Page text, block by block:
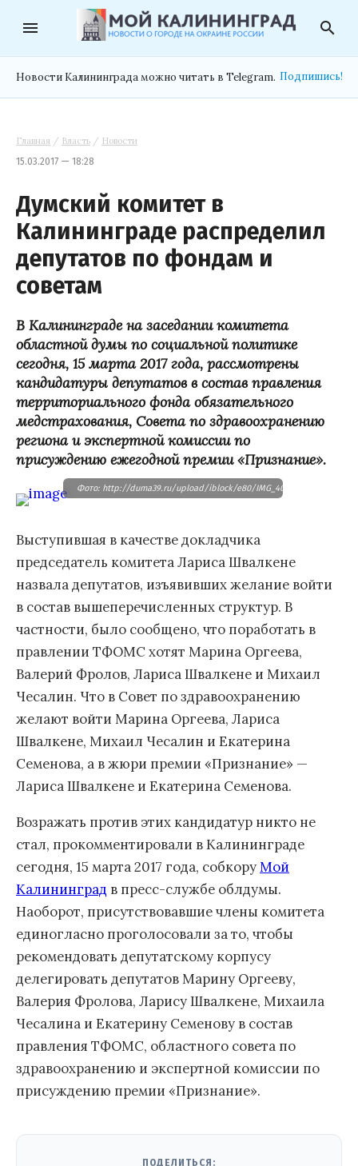
menu search
Новости Калининграда можно читать в Telegram. Подпишись!
Главная / Власть / Новости
15.03.2017 — 18:28
Думский комитет в
Калининграде распределил
депутатов по фондам и
советам
В Калининграде на заседании комитета
областной думы по социальной политике
сегодня, 15 марта 2017 года, рассмотрены
кандидатуры депутатов в состав правления
территориального фонда обязательного
медстрахования, Совета по здравоохранению
региона и экспертной комиссии по
присуждению ежегодной премии «Признание».
Фото: http://duma39.ru/upload/iblock/e80/IMG_4055.JPG
Выступившая в качестве докладчика
председатель комитета Лариса Швалкене
назвала депутатов, изъявивших желание войти
в состав вышеперечисленных структур. В
частности, было сообщено, что поработать в
правлении ТФОМС хотят Марина Оргеева,
Валерий Фролов, Лариса Швалкене и Михаил
Чесалин. Что в Совет по здравоохранению
желают войти Марина Оргеева, Лариса
Швалкене, Михаил Чесалин и Екатерина
Семенова, а в жюри премии «Признание» —
Лариса Швалкене и Екатерина Семенова.
Возражать против этих кандидатур никто не
стал, прокомментировали в Калининграде
сегодня, 15 марта 2017 года, собкоруМой
Калининград в пресс-службе облдумы.
Наоборот, присутствовавшие члены комитета
единогласно проголосовали за то, чтобы
рекомендовать депутатскому корпусу
делегировать депутатов Марину Оргееву,
Валерия Фролова, Ларису Швалкене, Михаила
Чесалина и Екатерину Семенову в состав
правления ТФОМС, областного совета по
здравоохранению и экспертной комиссии по
присуждению премии «Признание».
ПОДЕЛИТЬСЯ: